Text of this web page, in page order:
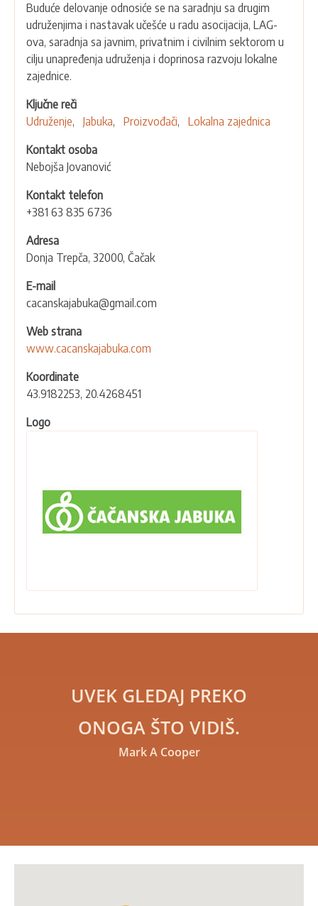
Buduće delovanje odnosiće se na saradnju sa drugim
udruženjima i nastavak učešće u radu asocijacija, LAG-
ova, saradnja sa javnim, privatnim i civilnim sektorom u
cilju unapređenja udruženja i doprinosa razvoju lokalne
zajednice.
Ključne reči
Udruženje
Jabuka Proizvođači
Lokalna zajednica
Kontakt osoba
Nebojša Jovanović
Kontakt telefon
+381 63 835 6736
Adresa
Donja Trepča, 32000, Čačak
E-mail
cacanskajabuka@gmail.com
Web strana
www.cacanskajabuka.com
Koordinate
43.9182253, 20.4268451
Logo
UVEK GLEDAJ PREKO
ONOGA ŠTO VIDIŠ.
Mark A Cooper